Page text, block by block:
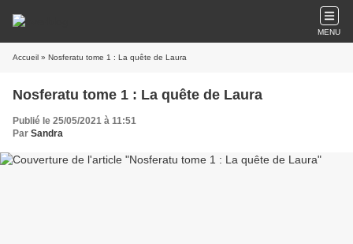
MENU
Accueil » Nosferatu tome 1 : La quête de Laura
Nosferatu tome 1 : La quête de Laura
Publié le 25/05/2021 à 11:51
Par Sandra